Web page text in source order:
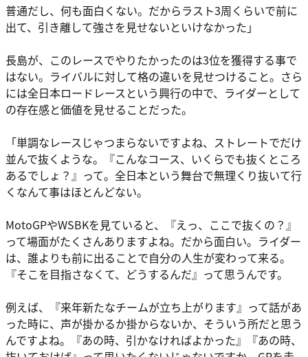
普通だし、何も面白くない。だからラスト3周くらいで前に
出て、引き離して強さを見せないといけなかった」
長島が、このレースでやりたかったのは3位を獲得する事で
はない。ライバルに対して格の違いを見せつけること。さら
には全日本ロードレースという興行の中で、ライダーとして
の存在感と価値を見せることだった。
「単調なレースじゃつまらないですよね、ストレートでだけ
並んで抜くような。『こんなコース、いくらでも抜くところ
あるでしょ？』って。全日本という舞台で無理くり抜いて行
くなんて事はほとんどない。
MotoGPやWSBKを見ていると、『えっ、ここで抜くの？』
って場面がたくさんありますよね。だから面白い。ライダー
は、誰よりも前に出ることで自分の人生が変わって来る。
『そこを目指さなくて、どうするんだ』って思うんです。
例えば、『来年新たなチームが立ち上がります』って話があ
った時に、声が掛かるか掛からないか、そういう所だと思う
んですよね。『あの時、引かなければよかった』『あの時、